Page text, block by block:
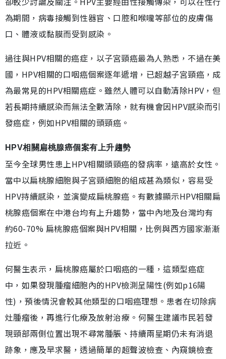
為期間，病毒接觸到性器官、口腔和喉嚨等部位的皮膚傷
口、體液或黏膜而受到感染。
過往與HPV相關的癌症，以子宮頸癌最為人熟悉，不過在美
國，HPV相關的口咽癌個案逐年遞增，已超越子宮頸癌，成
為最常見的HPV相關癌症。雖然人體可以自動清除HPV，但
若長期持續感染而無法全數清除，就有機會因HPV感染而引
發癌症，例如HPV相關的頭頸癌。
HPV相關扁桃腺癌個案有上升趨勢
至今全球男性患上HPV相關頭頸癌的發病率，遠高於女性。
當中以扁桃腺細胞與子宮頸細胞的組成甚為類似，容易受
HPV持續感染，並演變成扁桃腺癌。有數據顯示HPV相關扁
桃腺癌個案在中港台均有上升趨勢，當中內地及台灣均有
約60-70% 扁桃腺癌個案與HPV相關，比例與西方國家漸漸
拉近。
何醫生表示，扁桃腺癌屬於口咽癌的一種，這類型癌症
中，如果發現腫瘤細胞內的HPV檢測呈陽性(例如p16陽
性)，預後情況會較其他類型的口咽癌理想。患者在切除病
灶腫瘤後，再進行化療及放射治療。何醫生建議市民若發
現頸部兩側位置出現不尋常腫脹、持續兩星期仍未有消退
跡象，應及早求醫，透過簡單的超聲波檢查、內窺鏡檢查